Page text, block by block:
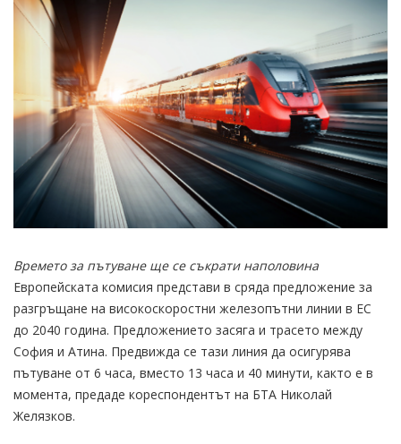
Времето за пътуване ще се съкрати наполовина
Европейската комисия представи в сряда предложение за
разгръщане на високоскоростни железопътни линии в ЕС
до 2040 година. Предложението засяга и трасето между
София и Атина. Предвижда се тази линия да осигурява
пътуване от 6 часа, вместо 13 часа и 40 минути, както е в
момента, предаде кореспондентът на БТА Николай
Желязков.